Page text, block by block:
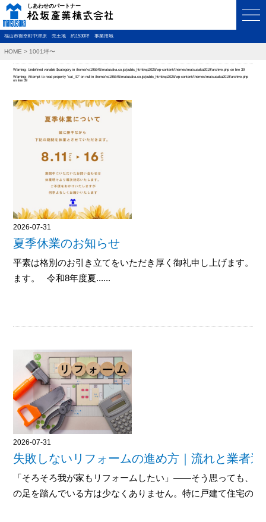
福山市御幸町中津原 売土地 約1530坪 事業用地
HOME > 1001坪〜
Warning: Undefined variable $category in/home/xs195645/matusaka.co.jp/public_html/wp2026/wp-content/themes/matsusaka2019/archive.php on line39
Warning: Attempt to read property "cat_ID" on null in/home/xs195645/matusaka.co.jp/public_html/wp2026/wp-content/themes/matsusaka2019/archive.php
on line39
2026-07-31
夏季休業のお知らせ
平素は格別のお引き立てをいただき厚く御礼申し上げます。
ます。 令和8年度夏......
2026-07-31
失敗しないリフォームの進め方｜流れと業者
「そろそろ我が家もリフォームしたい」——そう思っても、
の足を踏んでいる方は少なくありません。特に戸建て住宅のリ